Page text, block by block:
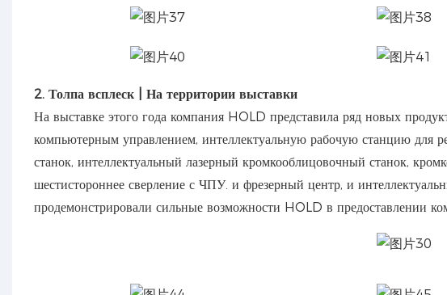
2. Толпа всплеск | На территории выставки
На выставке этого года компания HOLD представила ряд новых
компьютерным управлением, интеллектуальную рабочую станцию ​​для
станок, интеллектуальный лазерный кромкооблицовочный станок,
шестистороннее сверление с ЧПУ. и фрезерный центр, и
продемонстрировали сильные возможности HOLD в предоставлении